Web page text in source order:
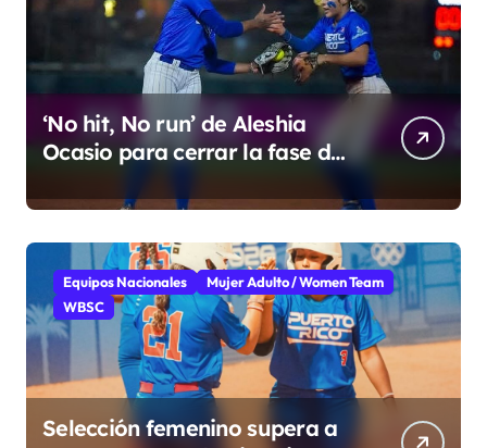
‘No hit, No run’ de Aleshia
Ocasio para cerrar la fase de
Equipos Nacionales
Mujer Adulto / Women Team
WBSC
Selección femenino supera a